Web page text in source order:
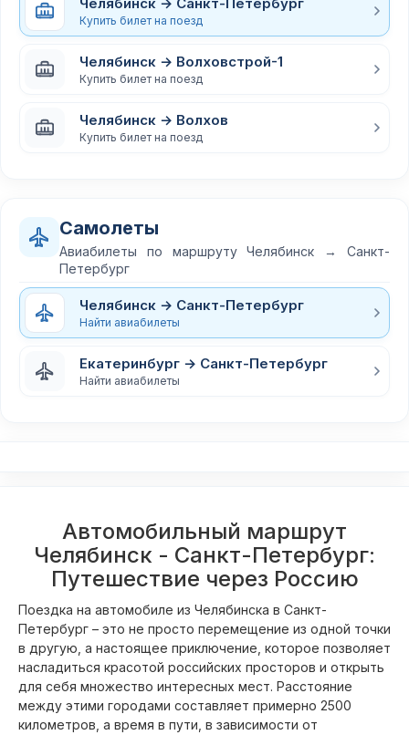
Купить билет на поезд
Челябинск → Волховстрой-1
Купить билет на поезд
Челябинск → Волхов
Купить билет на поезд
Самолеты
Авиабилеты по маршруту Челябинск → Санкт-
Петербург
Челябинск → Санкт-Петербург
Найти авиабилеты
Екатеринбург → Санкт-Петербург
Найти авиабилеты
Автомобильный маршрут
Челябинск - Санкт-Петербург:
Путешествие через Россию
Поездка на автомобиле из Челябинска в Санкт-
Петербург – это не просто перемещение из одной точки
в другую, а настоящее приключение, которое позволяет
насладиться красотой российских просторов и открыть
для себя множество интересных мест. Расстояние
между этими городами составляет примерно 2500
километров, а время в пути, в зависимости от